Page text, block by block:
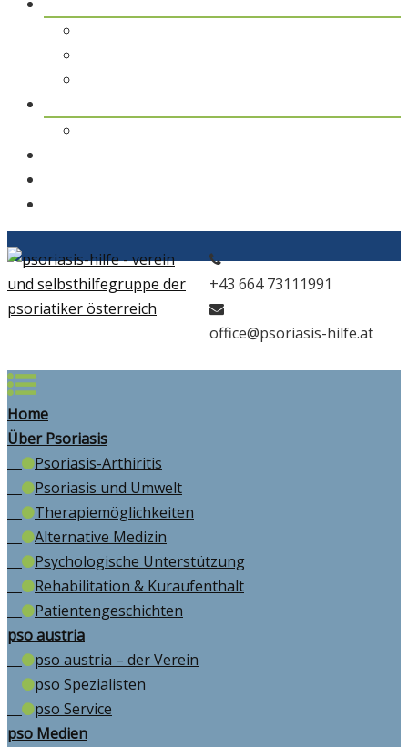
+43 664 73111991
office@psoriasis-hilfe.at
Home
Über Psoriasis
Psoriasis-Arthiritis
Psoriasis und Umwelt
Therapiemöglichkeiten
Alternative Medizin
Psychologische Unterstützung
Rehabilitation & Kuraufenthalt
Patientengeschichten
pso austria
pso austria – der Verein
pso Spezialisten
pso Service
pso Medien